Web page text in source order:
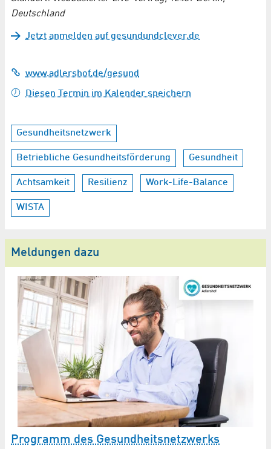
Deutschland
Jetzt anmelden auf gesundundclever.de
www.adlershof.de/gesund
Diesen Termin im Kalender speichern
Gesundheitsnetzwerk
Betriebliche Gesundheitsförderung Gesundheit
Achtsamkeit Resilienz Work-Life-Balance
WISTA
Meldungen dazu
Programm des Gesundheitsnetzwerks